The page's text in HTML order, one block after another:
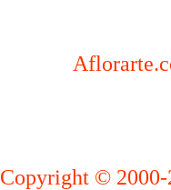
Copyright © 2000-